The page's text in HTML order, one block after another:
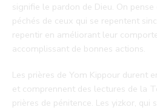
signifie le pardon de Dieu. On pense
péchés de ceux qui se repentent
repentir en améliorant leur
accomplissant de bonnes actions.
Les prières de Yom Kippour durent
et comprennent des lectures de la
prières de pénitence. Les yizkor, qui